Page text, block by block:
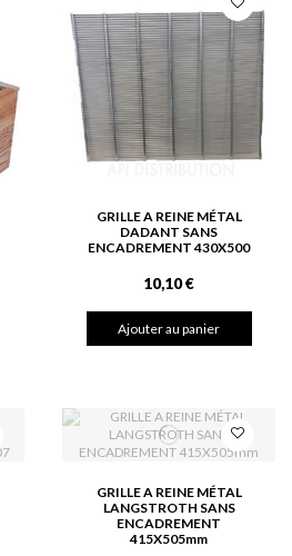
GRILLE A REINE MÉTAL
DADANT SANS
ENCADREMENT 430X500
10,10 €
Ajouter au panier
GRILLE A REINE MÉTAL
LANGSTROTH SANS
ENCADREMENT
415X505mm